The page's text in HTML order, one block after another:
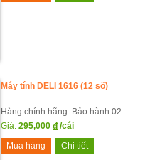
Máy tính DELI 1616 (12 số)
Hàng chính hãng. Bảo hành 02 ...
Giá: 295,000 đ /cái
Mua hàng
Chi tiết